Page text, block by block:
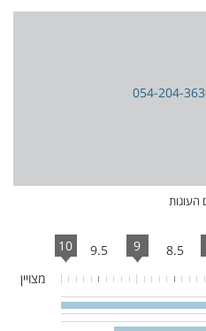
054-204-
9
10 8.5
9.5
מצויין
100%
Complete